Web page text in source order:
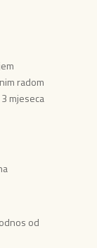
radom
mjeseca
od